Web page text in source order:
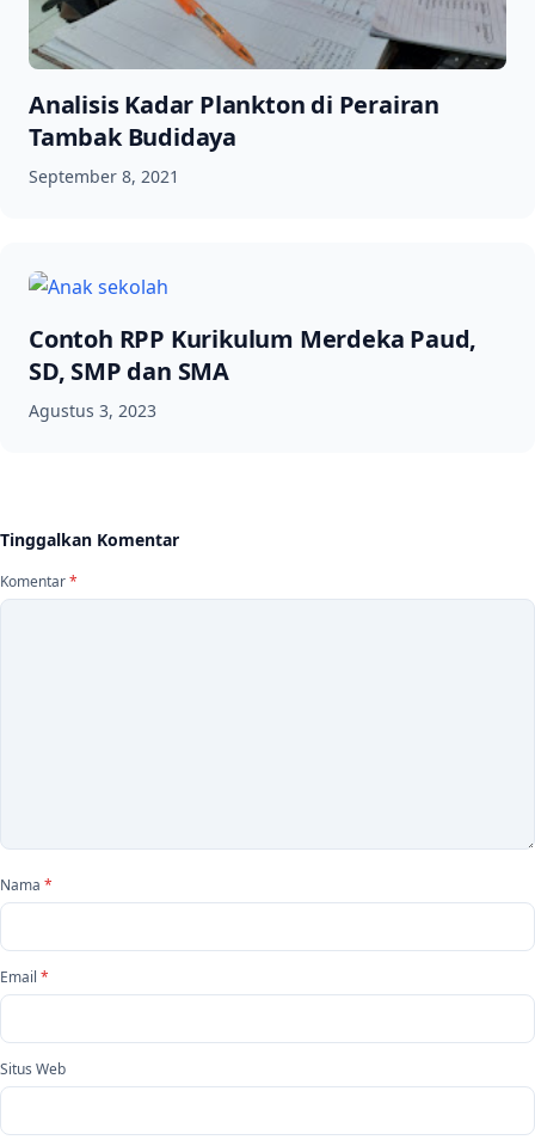
Analisis Kadar Plankton di Perairan
Tambak Budidaya
September 8, 2021
Contoh RPP Kurikulum Merdeka Paud,
SD, SMP dan SMA
Agustus 3, 2023
Tinggalkan Komentar
Komentar*
Nama *
Email *
Situs Web